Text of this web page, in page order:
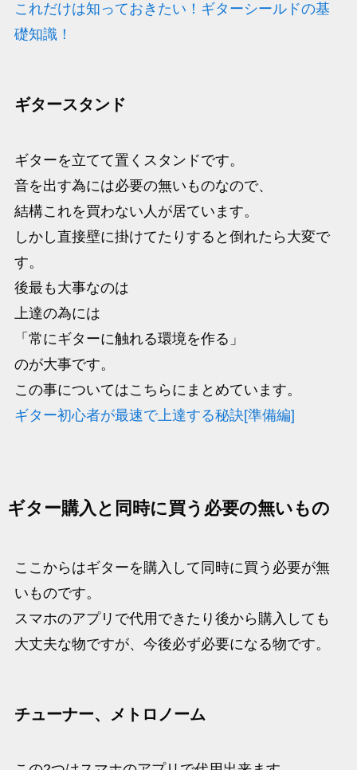
これだけは知っておきたい！ギターシールドの基
礎知識！
ギタースタンド
ギターを立てて置くスタンドです。
音を出す為には必要の無いものなので、
結構これを買わない人が居ています。
しかし直接壁に掛けてたりすると倒れたら大変で
す。
後最も大事なのは
上達の為には
「常にギターに触れる環境を作る」
のが大事です。
この事についてはこちらにまとめています。
ギター初心者が最速で上達する秘訣[準備編]
ギター購入と同時に買う必要の無いもの
ここからはギターを購入して同時に買う必要が無
いものです。
スマホのアプリで代用できたり後から購入しても
大丈夫な物ですが、今後必ず必要になる物です。
チューナー、メトロノーム